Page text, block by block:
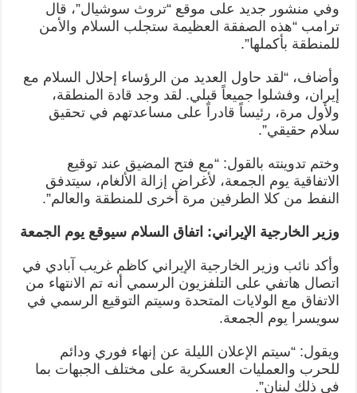
وفي منشور جديد على موقع “تروث سوشيال”، قال
ترامب “هذه الصفقة العظيمة ستجلب السلام والأمن
للمنطقة بأكملها”.
وأضاف، “لقد حاول العديد من الرؤساء إحلال السلام مع
إيران، وفشلوا جميعاً قبلي. لقد وجد قادة المنطقة،
ولأول مرة، رئيساً قادراً على مساعدتهم في تحقيق
سلام حقيقي”.
وختم تدوينته بالقول: “مع فتح المضيق عند توقيع
الاتفاقية يوم الجمعة، لأغراض إزالة الألغام، سيتدفق
النفط من كلا الطرفين مرة أخرى للمنطقة والعالم”.
وزير الخارجية الإيراني: اتفاق السلام سيوقع يوم الجمعة
وأكد نائب وزير الخارجية الإيراني كاظم غريب آبادي في
اتصال هاتفي على التلفزيون الرسمي أنه تم الانتهاء من
الاتفاق مع الولايات المتحدة وسيتم التوقيع الرسمي في
سويسرا يوم الجمعة.
ويقول: “سيتم الإعلان الليلة عن إنهاء فوري ودائم
للحرب والعمليات العسكرية على مختلف الجبهات بما
في ذلك لبنان”.